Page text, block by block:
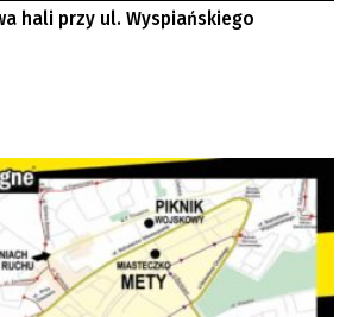
hali przy ul. Wyspiańskiego